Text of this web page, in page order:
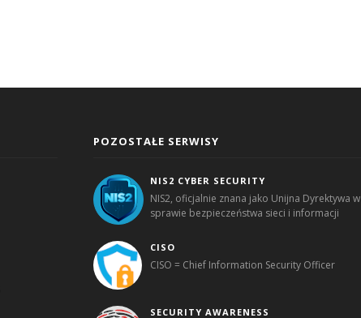
POZOSTAŁE SERWISY
NIS2 CYBER SECURITY
NIS2, oficjalnie znana jako Unijna Dyrektywa w
sprawie bezpieczeństwa sieci i informacji
CISO
CISO = Chief Information Security Officer
SECURITY AWARENESS